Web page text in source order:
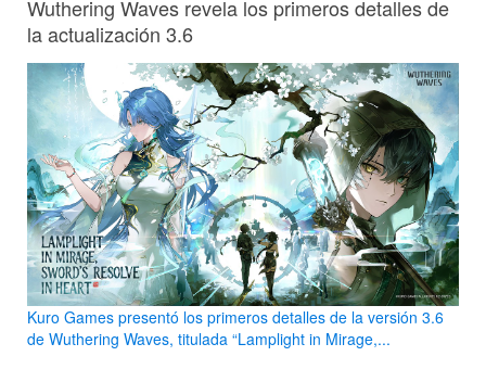
Wuthering Waves revela los primeros detalles de
la actualización 3.6
Kuro Games presentó los primeros detalles de la versión 3.6
de Wuthering Waves, titulada “Lamplight in Mirage,...